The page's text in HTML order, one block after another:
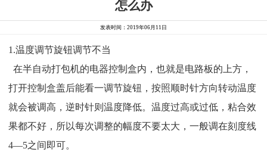
怎么办
发表时间：2019年06月11日
1.温度调节旋钮调节不当
在半自动打包机的电器控制盒内，也就是电路板的上方，
打开控制盒盖后能看一调节旋钮，按照顺时针方向转动温度
就会被调高，逆时针则温度降低。温度过高或过低，粘合效
果都不好，所以每次调整的幅度不要太大，一般调在刻度线
4—5之间即可。